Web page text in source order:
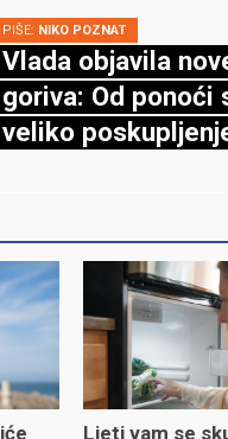
PIŠE: NIKO POZNAT
Vlada objavila
goriva: Od ponoći
veliko
Ljeti vam se